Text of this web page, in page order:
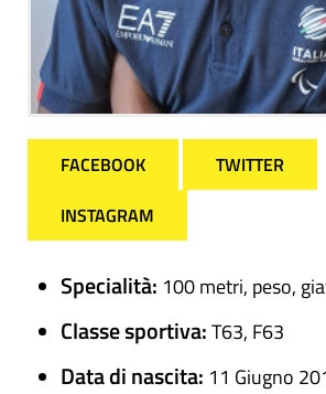
FACEBOOK
TWITTER
INSTAGRAM
Specialità: 100 metri, peso,
Classe sportiva:T63, F63
Data di nascita: 11 Giugno